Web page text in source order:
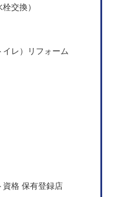
交換）
レ）リフォーム
資格 保有登録店